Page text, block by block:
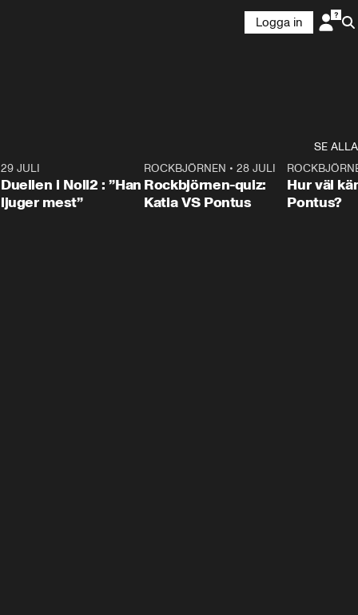
Logga in
SE ALLA
29 JULI
Duellen i Noll2 : ”Han
ljuger mest”
0:15
ROCKBJÖRNEN •28 JULI
Rockbjörnen-quiz:
Katia VS Pontus
Hur väl
Pontus?